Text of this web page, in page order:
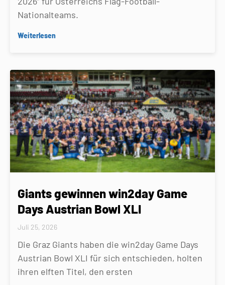
Nationalteams.
Weiterlesen
Giants gewinnen win2day Game
Days Austrian Bowl XLI
Juli 25, 2026
Die Graz Giants haben die win2day Game Days
Austrian Bowl XLI für sich entschieden, holten
ihren elften Titel, den ersten